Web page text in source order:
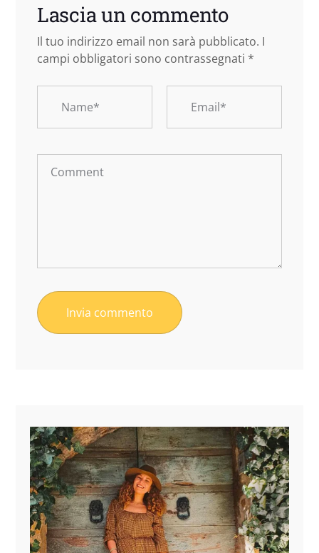
Lascia un commento
Il tuo indirizzo email non sarà pubblicato. I
campi obbligatori sono contrassegnati *